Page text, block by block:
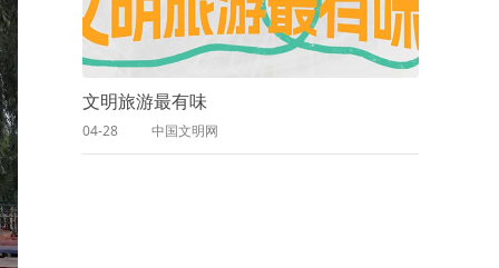
文明旅游最有味
04-28 中国文明网